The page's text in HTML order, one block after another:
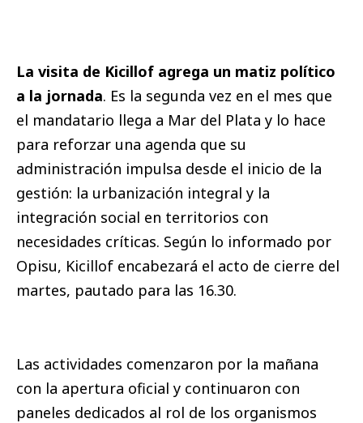
La visita de Kicillof agrega un matiz político
a la jornada. Es la segunda vez en el mes que
el mandatario llega a Mar del Plata y lo hace
para reforzar una agenda que su
administración impulsa desde el inicio de la
gestión: la urbanización integral y la
integración social en territorios con
necesidades críticas. Según lo informado por
Opisu, Kicillof encabezará el acto de cierre del
martes, pautado para las 16.30.
Las actividades comenzaron por la mañana
con la apertura oficial y continuaron con
paneles dedicados al rol de los organismos